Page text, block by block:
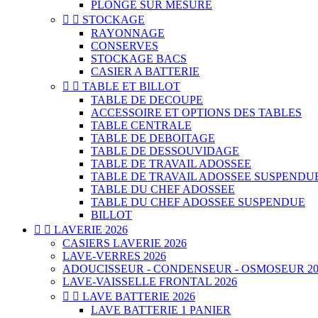
PLONGE SUR MESURE
  STOCKAGE
RAYONNAGE
CONSERVES
STOCKAGE BACS
CASIER A BATTERIE
  TABLE ET BILLOT
TABLE DE DECOUPE
ACCESSOIRE ET OPTIONS DES TABLES
TABLE CENTRALE
TABLE DE DEBOITAGE
TABLE DE DESSOUVIDAGE
TABLE DE TRAVAIL ADOSSEE
TABLE DE TRAVAIL ADOSSEE
TABLE DU CHEF ADOSSEE
TABLE DU CHEF ADOSSEE SUSPENDUE
BILLOT
  LAVERIE 2026
CASIERS LAVERIE 2026
LAVE-VERRES 2026
ADOUCISSEUR - CONDENSEUR - OSMOSEUR
LAVE-VAISSELLE FRONTAL 2026
  LAVE BATTERIE 2026
LAVE BATTERIE 1 PANIER